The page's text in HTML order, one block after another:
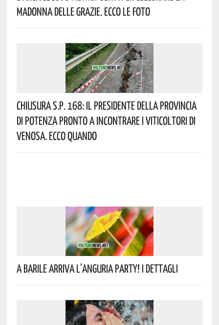
Madonna Delle Grazie. Ecco Le Foto
Chiusura S.P. 168: Il Presidente Della Provincia
Di Potenza Pronto A Incontrare I Viticoltori Di
Venosa. Ecco Quando
A Barile Arriva L’anguria Party! I Dettagli